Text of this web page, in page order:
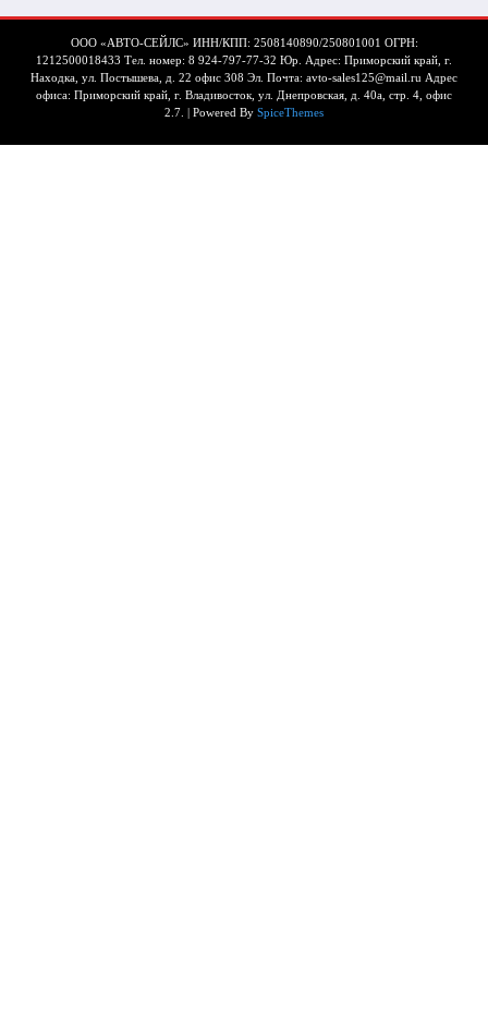
ООО «АВТО-СЕЙЛС» ИНН/КПП: 2508140890/250801001 ОГРН:
1212500018433 Тел. номер: 8 924-797-77-32 Юр. Адрес: Приморский край, г.
Находка, ул. Постышева, д. 22 офис 308 Эл. Почта: avto-sales125@mail.ru Адрес
офиса: Приморский край, г. Владивосток, ул. Днепровская, д. 40а, стр. 4, офис
2.7. | Powered By SpiceThemes